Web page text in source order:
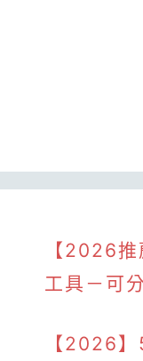
【2026
工具－可
【2026